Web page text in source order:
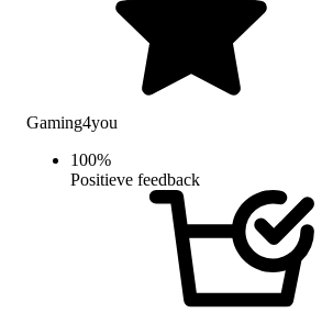
Gaming4you
100%
Positieve feedback